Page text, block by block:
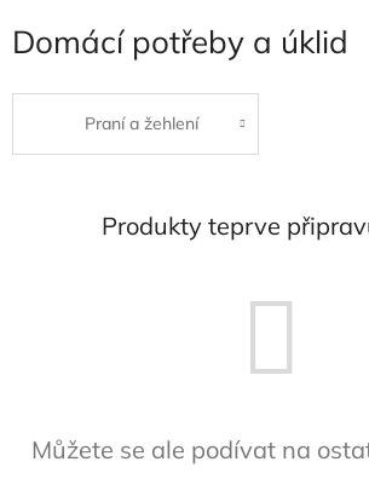
Domácí potřeby a úklid
Praní a žehlení
Produkty teprve
Můžete se ale podívat na